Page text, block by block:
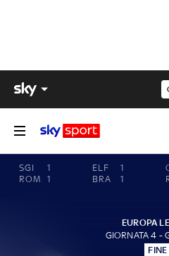
SGI
1
ROM
1
ELF
1
BRA
1
EUROPA
GIORNATA 4 -
FINE